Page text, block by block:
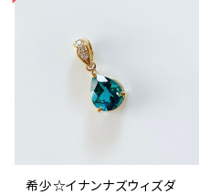
希少☆イナンナズウィズダ